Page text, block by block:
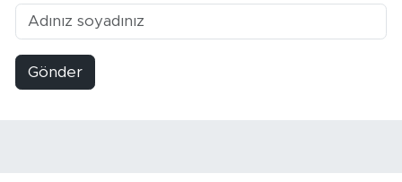
Gönder